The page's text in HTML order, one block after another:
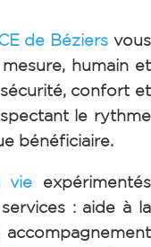
de Béziers vous
humain et
confort et
le rythme
bénéficiaire.
vieexpérimentés
: aide à la